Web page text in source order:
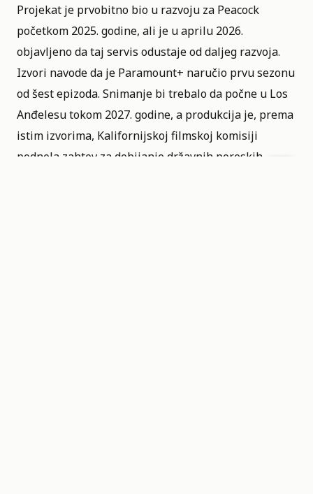
Projekat je prvobitno bio u razvoju za Peacock
početkom 2025. godine, ali je u aprilu 2026.
objavljeno da taj servis odustaje od daljeg razvoja.
Izvori navode da je Paramount+ naručio prvu sezonu
od šest epizoda. Snimanje bi trebalo da počne u Los
Anđelesu tokom 2027. godine, a produkcija je, prema
istim izvorima, Kalifornijskoj filmskoj komisiji
podnela zahtev za dobijanje državnih poreskih